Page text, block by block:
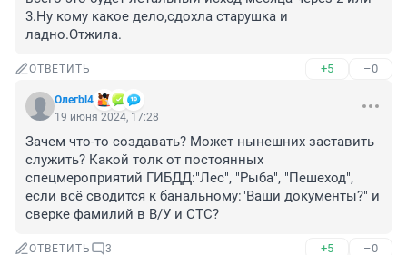
3.Ну кому какое дело,сдохла старушка и
ладно.Отжила.
ОТВЕТИТЬ +5 –0
Олегbl4
19 июня 2024, 17:28
Зачем что-то создавать? Может нынешних заставить
служить? Какой толк от постоянных
спецмероприятий ГИБДД:"Лес", "Рыба", "Пешеход",
если всё сводится к банальному:"Ваши документы?" и
сверке фамилий в В/У и СТС?
ОТВЕТИТЬ 3 +5 –0